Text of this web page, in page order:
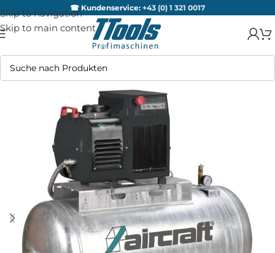
Skip to navigation
Skip to main content
☎ Kundenservice: +43 (0) 1 321 0017